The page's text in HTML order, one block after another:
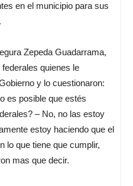
en el municipio para sus
Zepeda Guadarrama,
quienes le
y lo cuestionaron:
es posible que estés
– No, no las estoy
estoy haciendo que el
lo que tiene que cumplir,
mas que decir.